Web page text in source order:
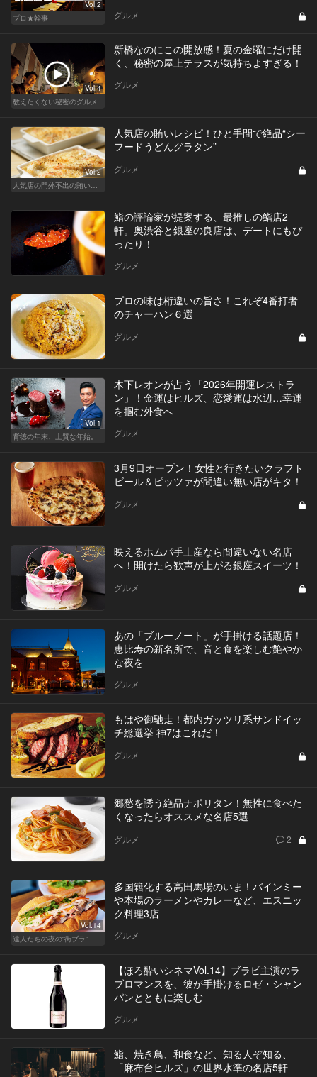
Vol.2
プロ★幹事
グルメ
Vol.4
教えたくない秘密のグルメ
新橋なのにこの開放感！夏の金曜にだけ開
く、秘密の屋上テラスが気持ちよすぎる！
グルメ
Vol.2
人気店の賄いレシピ！ひと手間で絶品“シー
フードうどんグラタン”
グルメ
鮨の評論家が提案する、最推しの鮨店2
軒。奥渋谷と銀座の良店は、デートにもぴ
ったり！
グルメ
プロの味は桁違いの旨さ！これぞ4番打者
のチャーハン６選
グルメ
Vol.1
背徳の年末、上質な年始。
木下レオンが占う「2026年開運レストラ
ン」！金運はヒルズ、恋愛運は水辺…幸運
を掴む外食へ
グルメ
3月9日オープン！女性と行きたいクラフト
ビール＆ピッツァが間違い無い店がキタ！
グルメ
映えるホムパ手土産なら間違いない名店
へ！開けたら歓声が上がる銀座スイーツ！
グルメ
あの「ブルーノート」が手掛ける話題店！
恵比寿の新名所で、音と食を楽しむ艶やか
な夜を
グルメ
もはや御馳走！都内ガッツリ系サンドイッ
チ総選挙 神7はこれだ！
グルメ
郷愁を誘う絶品ナポリタン！無性に食べた
くなったらオススメな名店5選
グルメ 2
Vol.14
達人たちの夜の“街ブラ”
多国籍化する高田馬場のいま！バインミー
や本場のラーメンやカレーなど、エスニッ
ク料理3店
グルメ
【ほろ酔いシネマVol.14】ブラピ主演のラ
ブロマンスを、彼が手掛けるロゼ・シャン
パンとともに楽しむ
グルメ
鮨、焼き鳥、和食など、知る人ぞ知る、
「麻布台ヒルズ」の世界水準の名店5軒